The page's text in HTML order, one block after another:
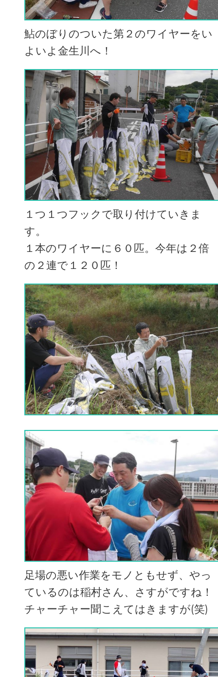
鮎のぼりのついた第２のワイヤーをい
よいよ金生川へ！
１つ１つフックで取り付けていきま
す。
１本のワイヤーに６０匹。今年は２倍
の２連で１２０匹！
足場の悪い作業をモノともせず、やっ
ているのは稲村さん、さすがですね！
チャーチャー聞こえてはきますが(笑)